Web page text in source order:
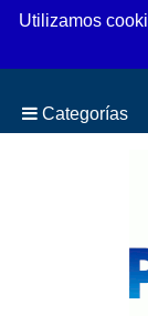
Utilizamos
Categorías